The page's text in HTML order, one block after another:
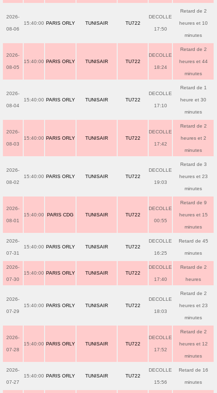
2026-
08-06
15:40:00 PARIS ORLY TUNISAIR TU722
DECOLLE
17:50
Retard de 2
heures et 10
minutes
2026-
08-05
15:40:00 PARIS ORLY TUNISAIR TU722
DECOLLE
18:24
Retard de 2
heures et 44
minutes
2026-
08-04
15:40:00 PARIS ORLY TUNISAIR TU722
DECOLLE
17:10
Retard de 1
heure et 30
minutes
2026-
08-03
15:40:00 PARIS ORLY TUNISAIR TU722
DECOLLE
17:42
Retard de 2
heures et 2
minutes
2026-
08-02
15:40:00 PARIS ORLY TUNISAIR TU722
DECOLLE
19:03
Retard de 3
heures et 23
minutes
2026-
08-01
15:40:00 PARIS CDG TUNISAIR TU722
DECOLLE
00:55
Retard de 9
heures et 15
minutes
2026-
07-31
15:40:00 PARIS ORLY TUNISAIR TU722
DECOLLE
16:25
Retard de 45
minutes
2026-
07-30
15:40:00 PARIS ORLY TUNISAIR TU722
DECOLLE
17:40
Retard de 2
heures
2026-
07-29
15:40:00 PARIS ORLY TUNISAIR TU722
DECOLLE
18:03
Retard de 2
heures et 23
minutes
2026-
07-28
15:40:00 PARIS ORLY TUNISAIR TU722
DECOLLE
17:52
Retard de 2
heures et 12
minutes
2026-
07-27
15:40:00 PARIS ORLY TUNISAIR TU722
DECOLLE
15:56
Retard de 16
minutes